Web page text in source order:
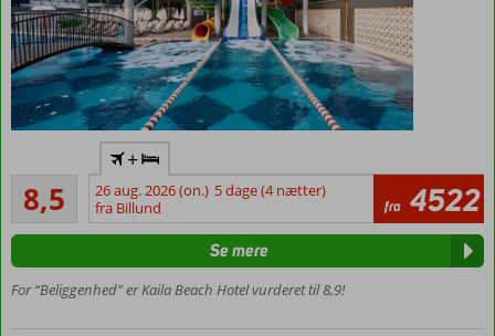
til
Gazipasa
Danskerfavorit
Tæt ved
stranden
8,5Alletiders
284
anmeldelser
+
26 aug. 2026 (on.) 5 dage (4 nætter)
fra Billund
fra 4522
For “Beliggenhed” er Kaila Beach Hotel vurderet til 8,9!
Se mere